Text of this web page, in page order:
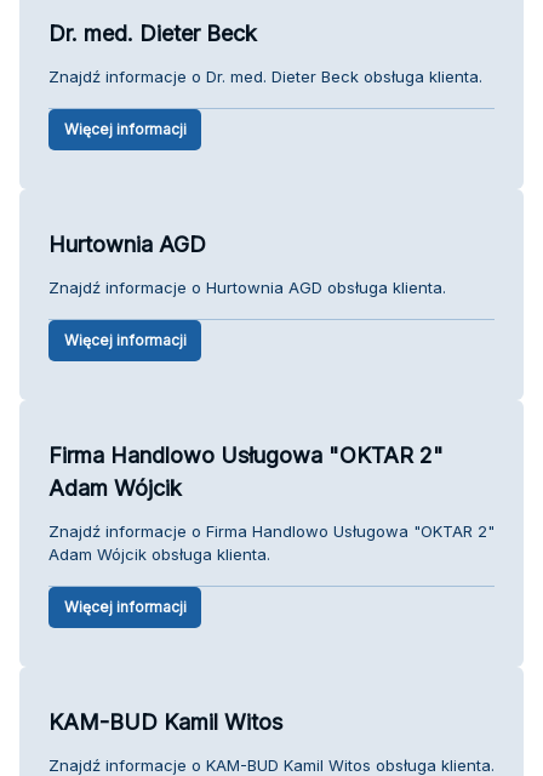
Dr. med. Dieter Beck
Znajdź informacje o Dr. med. Dieter Beck obsługa klienta.
Więcej informacji
Hurtownia AGD
Znajdź informacje o Hurtownia AGD obsługa klienta.
Więcej informacji
Firma Handlowo Usługowa "OKTAR 2"
Adam Wójcik
Znajdź informacje o Firma Handlowo Usługowa "OKTAR 2"
Adam Wójcik obsługa klienta.
Więcej informacji
KAM-BUD Kamil Witos
Znajdź informacje o KAM-BUD Kamil Witos obsługa klienta.